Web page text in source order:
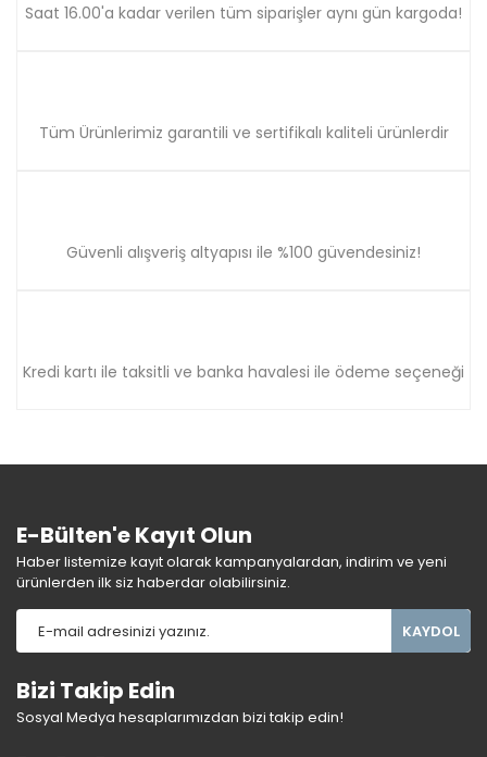
Saat 16.00'a kadar verilen tüm siparişler aynı gün kargoda!
Tüm Ürünlerimiz garantili ve sertifikalı kaliteli ürünlerdir
Güvenli alışveriş altyapısı ile %100 güvendesiniz!
Kredi kartı ile taksitli ve banka havalesi ile ödeme seçeneği
E-Bülten'e Kayıt Olun
Haber listemize kayıt olarak kampanyalardan, indirim ve yeni
ürünlerden ilk siz haberdar olabilirsiniz.
KAYDOL
Bizi Takip Edin
Sosyal Medya hesaplarımızdan bizi takip edin!